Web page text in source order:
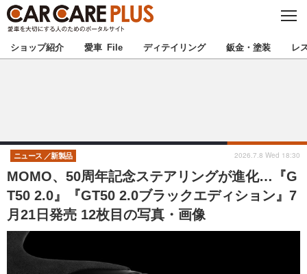
C
S
E
★カーケアプラス認定★ 厳選プロショップを地域から探す
甲信越 北陸
東海 関西
中国 四国
ショップ紹介 愛車 File ディテイリング 鈑金・塗装 レ
MOMO、50周年記念ステアリングが進化…『G
T50 2.0』『GT50 2.0ブラックエディション』7
月21日発売 12枚目の写真・画像
ニュース 新製品 2026.7.8 Wed 18:30